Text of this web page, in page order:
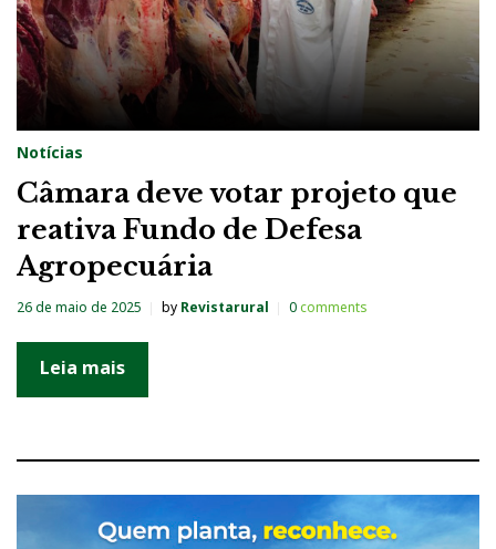
Notícias
Câmara deve votar projeto que
reativa Fundo de Defesa
Agropecuária
26 de maio de 2025 by Revistarural 0comments
Leia mais